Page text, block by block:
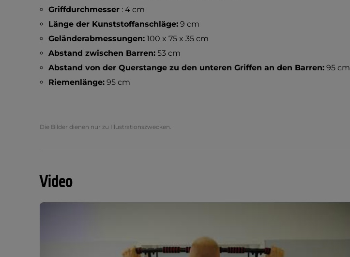
Griffdurchmesser: 4 cm
Länge der Kunststoffanschläge:9 cm
Geländerabmessungen:100 x 75 x 35 cm
Abstand zwischen Barren:53 cm
Abstand von der Querstange zu den unteren Griffen an den Barren:95 cm
Riemenlänge:95 cm
Die Bilder dienen nur zu Illustrationszwecken.
Video